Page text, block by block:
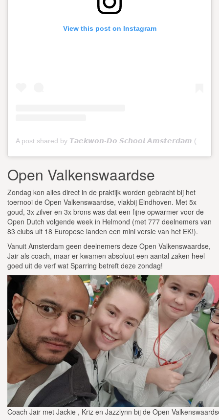
View this post on Instagram
Open Valkenswaardse
Zondag kon alles direct in de praktijk worden gebracht bij het
toernooi de Open Valkenswaardse, vlakbij Eindhoven. Met 5x
goud, 3x zilver en 3x brons was dat een fijne opwarmer voor de
Open Dutch volgende week in Helmond (met 777 deelnemers van
83 clubs uit 18 Europese landen een mini versie van het EK!).
Vanuit Amsterdam geen deelnemers deze Open Valkenswaardse,
Jair als coach, maar er kwamen absoluut een aantal zaken heel
goed uit de verf wat Sparring betreft deze zondag!
Coach Jair met Jackie , Kriz en Jazzlynn bij de Open